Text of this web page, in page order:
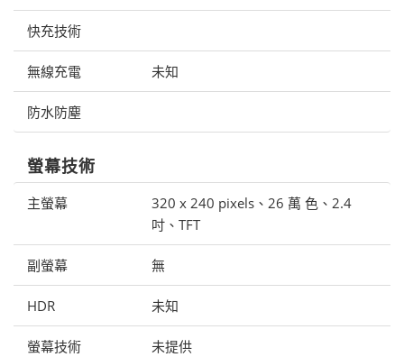
快充技術
無線充電 未知
防水防塵
螢幕技術
主螢幕
320 x 240 pixels、26 萬 色、2.4
吋、TFT
副螢幕 無
HDR 未知
螢幕技術 未提供